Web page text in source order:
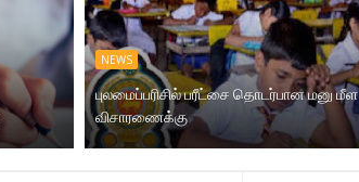
NEWS
புலமைப்பரிசில் பரீட்சை தொடர்பான மனு மீள
விசாரணைக்கு